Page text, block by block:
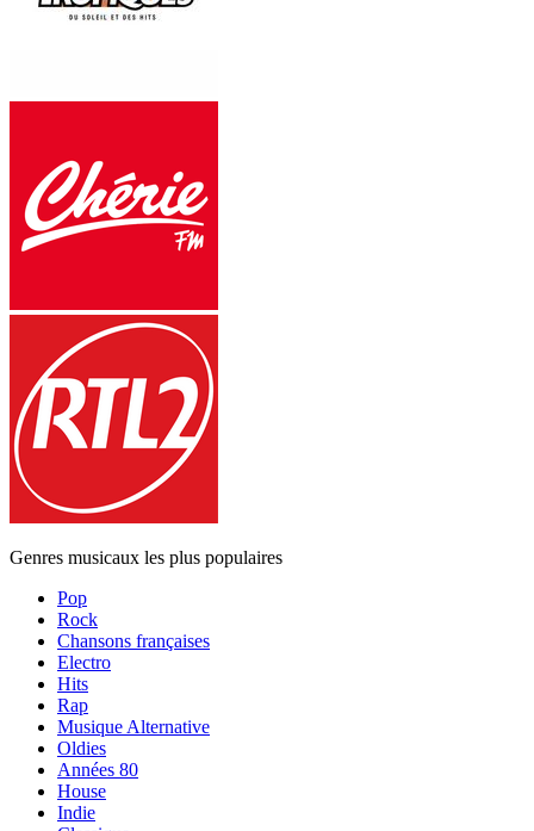
Genres musicaux les plus populaires
Pop
Rock
Chansons françaises
Electro
Hits
Rap
Musique Alternative
Oldies
Années 80
House
Indie